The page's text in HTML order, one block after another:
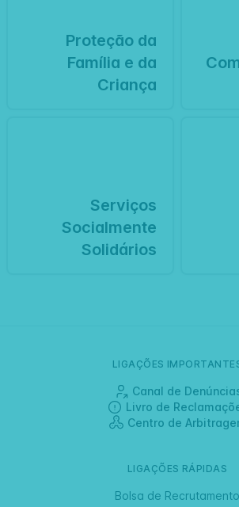
Proteção da
Família e da
Criança
Serviços
Socialmente
Solidários
LIGAÇÕES
Canal de
Livro de
Centro de
LIGAÇÕES RÁPIDAS
Bolsa de Recrutamento